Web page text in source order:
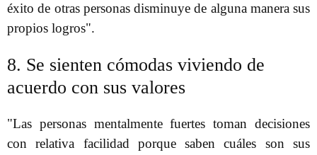
éxito de otras personas disminuye de alguna manera sus
propios logros".
8. Se sienten cómodas viviendo de
acuerdo con sus valores
"Las personas mentalmente fuertes toman decisiones
con relativa facilidad porque saben cuáles son sus